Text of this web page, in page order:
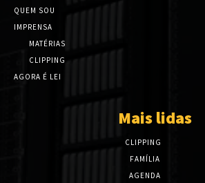
QUEM SOU
IMPRENSA
MATÉRIAS
CLIPPING
AGORA É LEI
Mais lidas
CLIPPING
FAMÍLIA
AGENDA